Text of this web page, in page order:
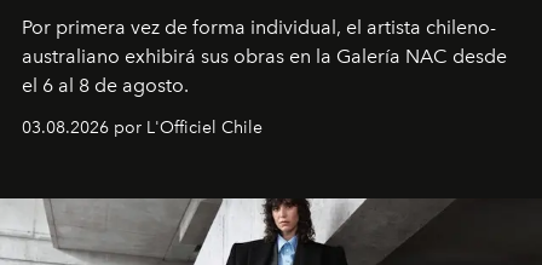
Por primera vez de forma individual, el artista chileno-
australiano exhibirá sus obras en la Galería NAC desde
el 6 al 8 de agosto.
03.08.2026 por L'Officiel Chile